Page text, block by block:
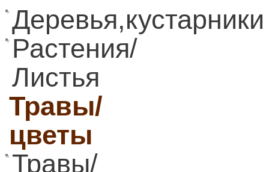
Деревья,кустарники
Растения/
Листья
Травы/
цветы
Травы/